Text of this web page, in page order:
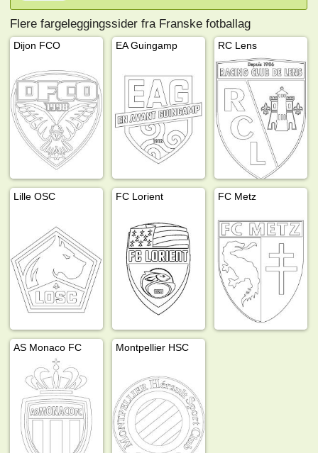
Flere fargeleggingssider fra Franske fotballag
Dijon FCO EA Guingamp RC Lens
Lille OSC FC Lorient FC Metz
AS Monaco FC Montpellier HSC